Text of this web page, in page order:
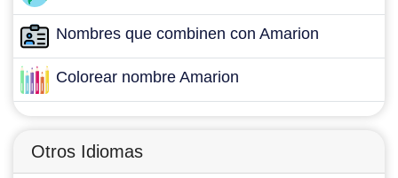
Nombres que combinen con Amarion
Colorear nombre Amarion
Otros Idiomas